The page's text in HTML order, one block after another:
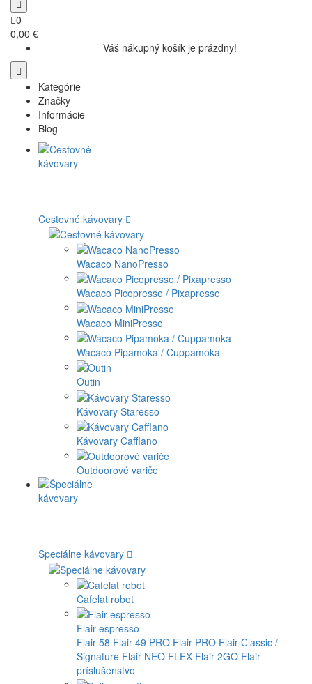
0
0,00 €
Váš nákupný košík je prázdny!
Kategórie
Značky
Informácie
Blog
Cestovné kávovary
Wacaco NanoPresso
Wacaco Picopresso / Pixapresso
Wacaco MiniPresso
Wacaco Pipamoka / Cuppamoka
Outin
Kávovary Staresso
Kávovary Cafflano
Outdoorové variče
Špeciálne kávovary
Cafelat robot
Flair espresso
Flair 58 Flair 49 PRO Flair PRO Flair Classic /
Signature Flair NEO FLEX Flair 2GO Flair
príslušenstvo